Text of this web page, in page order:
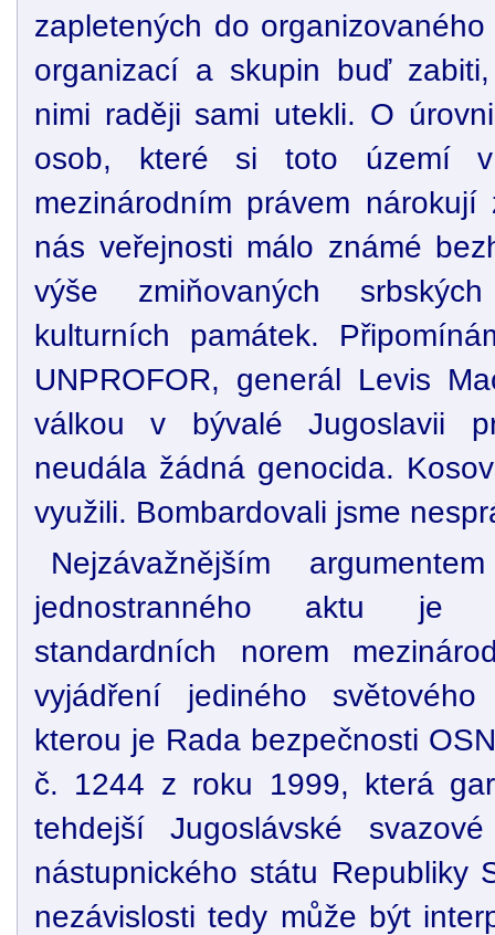
zapletených do
organizací a skupin buď
nimi raději sami utekli. O
osob, které si toto území
mezinárodním právem
nás veřejnosti málo známé
výše zmiňovaných
kulturních památek.
UNPROFOR, generál Levis
válkou v bývalé Jugoslavii
neudála žádná genocida.
využili. Bombardovali jsme
Nejzávažnějším
jednostranného aktu je
standardních norem
vyjádření jediného
kterou je Rada bezpečnosti
č. 1244 z roku 1999, která
tehdejší Jugoslávské
nástupnického státu Republiky
nezávislosti tedy může být